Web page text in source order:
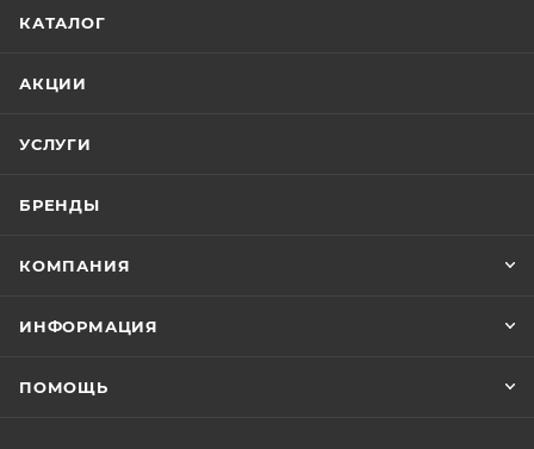
КАТАЛОГ
АКЦИИ
УСЛУГИ
БРЕНДЫ
КОМПАНИЯ
ИНФОРМАЦИЯ
ПОМОЩЬ